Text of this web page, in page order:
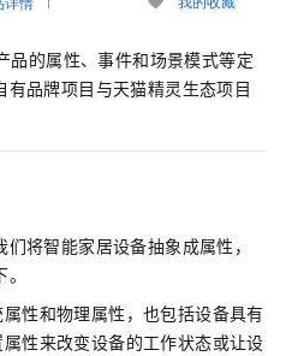
品的属性、事件和场景模式等定
品牌项目与天猫精灵生态项目
将智能家居设备抽象成属性，
性和物理属性，也包括设备具有
性来改变设备的工作状态或让设